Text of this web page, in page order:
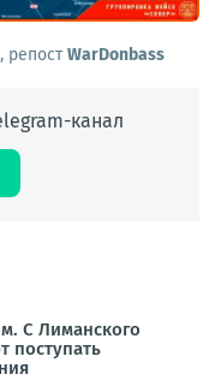
, репостWarDonbass
канал
С Лиманского
поступать